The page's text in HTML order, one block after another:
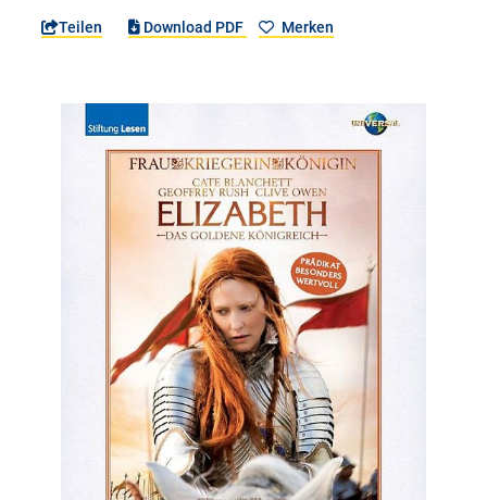
Teilen Download PDF Merken